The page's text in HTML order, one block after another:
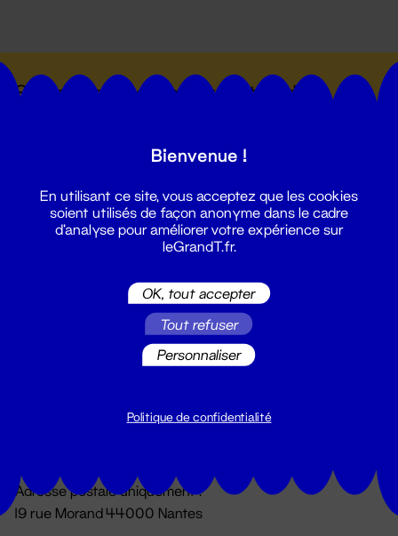
Suivez toutes les actualités du
Du lundi au vendredi 14h → 18h
Adresse postale uniquement :
19 rue Morand 44000 Nantes
Bienvenue !
En utilisant ce site, vous acceptez que les cookies
soient utilisés de façon anonyme dans le cadre
d'analyse pour améliorer votre expérience sur
leGrandT.fr.
OK, tout accepter
Tout refuser
Personnaliser
Politique de confidentialité